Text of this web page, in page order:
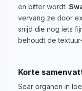
en bitter wordt.
vervang ze door
snijd die nog iets
behoudt de
Korte
Sear organen in